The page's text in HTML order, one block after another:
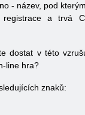
- název, pod
a trvá
dostat v této
line hra?
znaků: